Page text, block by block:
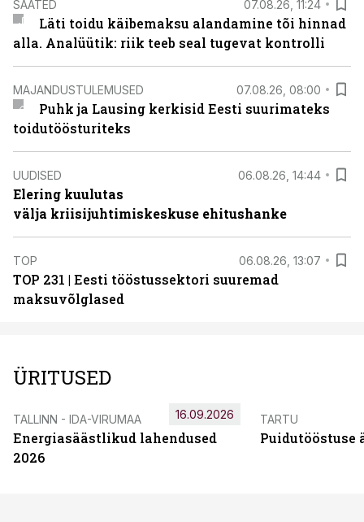
SAATED 07.08.26, 11:24
Läti toidu käibemaksu alandamine tõi hinnad
alla. Analüütik: riik teeb seal tugevat kontrolli
MAJANDUSTULEMUSED 07.08.26, 08:00
Puhk ja Lausing kerkisid Eesti suurimateks
toidutöösturiteks
UUDISED 06.08.26, 14:44
Elering kuulutas
välja kriisijuhtimiskeskuse ehitushanke
TOP 06.08.26, 13:07
TOP 231 | Eesti tööstussektori suuremad
maksuvõlglased
ÜRITUSED
TALLINN - IDA-VIRUMAA
Energiasäästlikud lahendused
2026
16.09.2026 TARTU
Puidutööstuse